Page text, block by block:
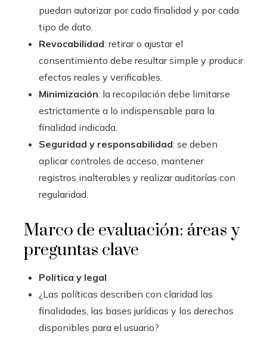
puedan autorizar por cada finalidad y por cada
tipo de dato.
Revocabilidad: retirar o ajustar el
consentimiento debe resultar simple y producir
efectos reales y verificables.
Minimización: la recopilación debe limitarse
estrictamente a lo indispensable para la
finalidad indicada.
Seguridad y responsabilidad: se deben
aplicar controles de acceso, mantener
registros inalterables y realizar auditorías con
regularidad.
Marco de evaluación: áreas y
preguntas clave
Política y legal
¿Las políticas describen con claridad las
finalidades, las bases jurídicas y los derechos
disponibles para el usuario?